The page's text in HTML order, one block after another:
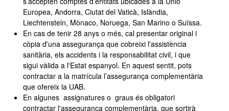
Europea, Andorra, Ciutat del Vaticà, Islàndia,
Liechtenstein, Mònaco, Noruega, San Marino o Suïssa.
En cas de tenir 28 anys o més, cal presentar original i
còpia d'una assegurança que cobreixi l'assistència
sanitària, els accidents i la responsabilitat civil, i que
sigui vàlida a l'Estat espanyol. En aquest sentit, pots
contractar a la matrícula l’assegurança complementària
que ofereix la UAB.
En algunes assignatures o graus és obligatori
contractar l'assegurança complementària, que sortirà